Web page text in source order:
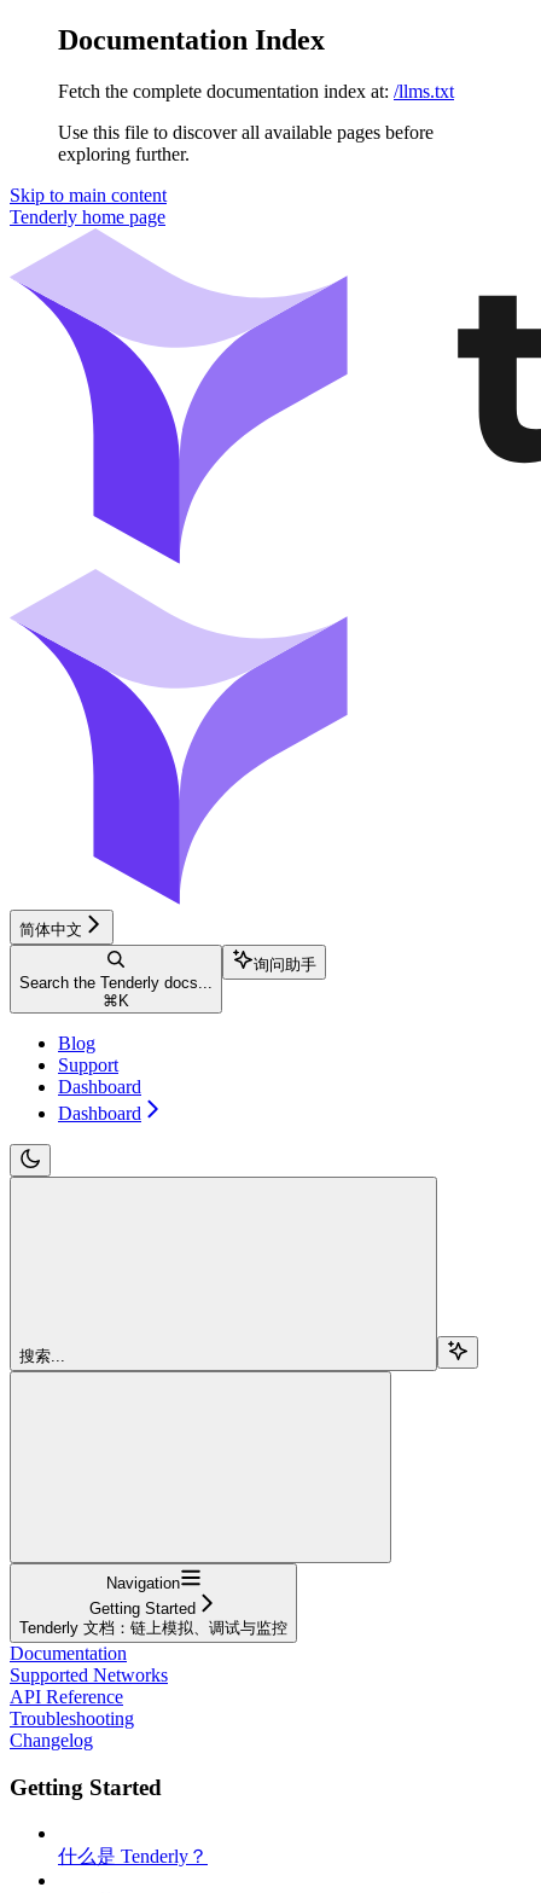
Documentation Index
Fetch the complete documentation index at: /llms.txt
Use this file to discover all available pages before
exploring further.
Skip to main content
Tenderly home page
简体中文
Search the Tenderly docs...
⌘ K
询问助手
Blog
Support
Dashboard
Dashboard
搜索...
Navigation
Getting Started
Tenderly 文档：链上模拟、调试与监控
Documentation
Supported Networks
API Reference
Troubleshooting
Changelog
Getting Started
什么是 Tenderly？